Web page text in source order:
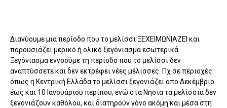
Διανύουμε μια περίοδο που το μελίσσι ΞΕΧΕΙΜΩΝΙΑΖΕΙ και
παρουσιάζει μερικό ή ολικό ξεγόνιασμα εσωτερικά.
Ξεγόνιασμα εννοούμε τη περίοδο που το μελίσσι δεν
αναπτύσσετε και δεν εκτρέφει νέες μέλισσες. Πχ σε περιοχές
όπως η Κεντρική Ελλάδα το μελίσσι ξεγονιάζει απο Δεκέμβριο
έως και 10 Ιανουάριου περίπου, ενώ στα Νησια τα μελίσσια δεν
ξεγονιάζουν καθόλου, και διατηρούν γόνο ακόμη και μέσα στη